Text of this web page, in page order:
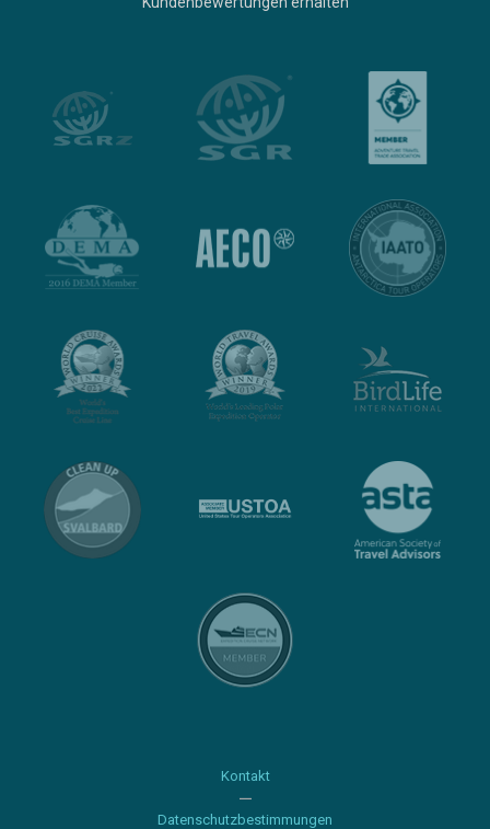
Kontakt
Datenschutzbestimmungen